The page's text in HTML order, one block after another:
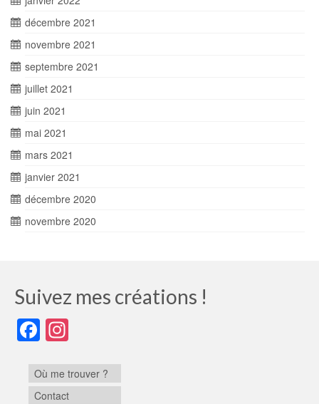
décembre 2021
novembre 2021
septembre 2021
juillet 2021
juin 2021
mai 2021
mars 2021
janvier 2021
décembre 2020
novembre 2020
Suivez mes créations !
Facebook
Où me trouver ?
Contact